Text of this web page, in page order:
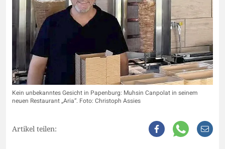
Kein unbekanntes Gesicht in Papenburg: Muhsin Canpolat in seinem
neuen Restaurant „Aria“. Foto: Christoph Assies
Artikel teilen: